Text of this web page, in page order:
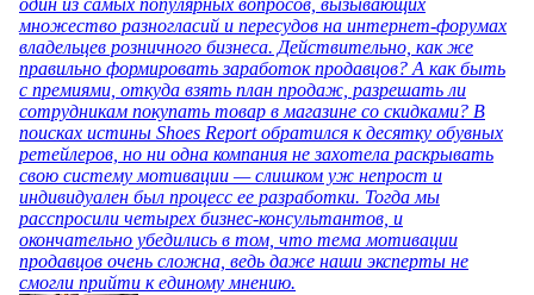
один из самых популярных вопросов, вызывающих
множество разногласий и пересудов на интернет-форумах
владельцев розничного бизнеса. Действительно, как же
правильно формировать заработок продавцов? А как быть
с премиями, откуда взять план продаж, разрешать ли
сотрудникам покупать товар в магазине со скидками? В
поисках истины Shoes Report обратился к десятку обувных
ретейлеров, но ни одна компания не захотела раскрывать
свою систему мотивации — слишком уж непрост и
индивидуален был процесс ее разработки. Тогда мы
расспросили четырех бизнес-консультантов, и
окончательно убедились в том, что тема мотивации
продавцов очень сложна, ведь даже наши эксперты не
смогли прийти к единому мнению.